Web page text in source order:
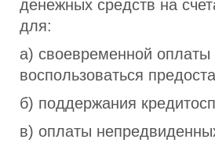
денежных средств на
для:
а) своевременной
воспользоваться
б) поддержания
в) оплаты